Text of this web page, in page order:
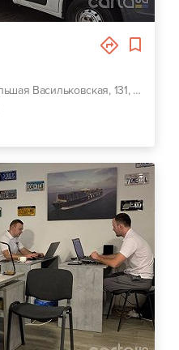
г. Киев, улица Большая Васильковская, 131, Логистические и экспертные услуги при импорте автомобилей из стран Евросоюза